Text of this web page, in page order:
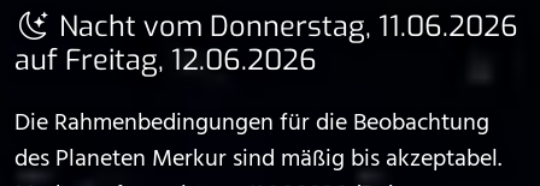
Nacht vom Donnerstag, 11.06.2026
auf Freitag, 12.06.2026
Die Rahmenbedingungen für die Beobachtung
des Planeten Merkur sind mäßig bis akzeptabel.